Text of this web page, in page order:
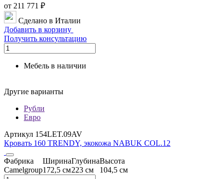
от 211 771 ₽
Сделано в Италии
Добавить в корзину
Получить консультацию
Мебель в наличии
Другие варианты
Рубли
Евро
Артикул 154LET.09AV
Кровать 160 TRENDY, экокожа NABUK COL.12
Фабрика
Camelgroup
Ширина
172,5 см
Глубина
223 см
Высота
104,5 см